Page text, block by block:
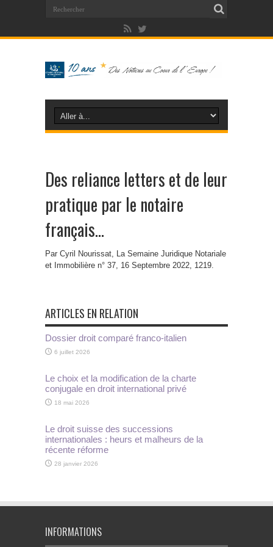
Des reliance letters et de leur
pratique par le notaire
français…
Par Cyril Nourissat, La Semaine Juridique Notariale
et Immobilière n° 37, 16 Septembre 2022, 1219.
ARTICLES EN RELATION
Dossier droit comparé franco-italien
6 juillet 2026
Le choix et la modification de la charte
conjugale en droit international privé
18 mai 2026
Le droit suisse des successions
internationales : heurs et malheurs de la
récente réforme
28 janvier 2026
INFORMATIONS